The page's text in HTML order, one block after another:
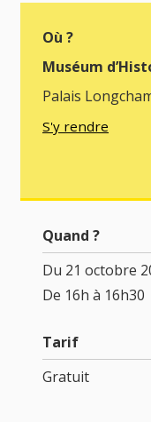
Où ?
Muséum
Palais
S'y rendre
Quand ?
Du 21 octobre
De 16h à 16h30
Tarif
Gratuit